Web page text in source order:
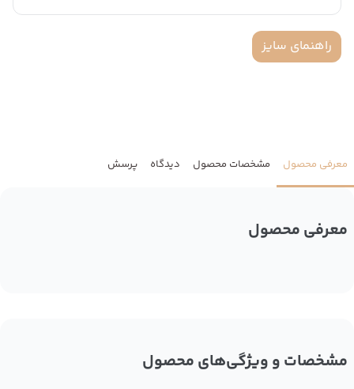
راهنمای سایز
معرفی محصول مشخصات محصول دیدگاه پرسش
معرفی محصول
مشخصات و ویژگی‌های محصول